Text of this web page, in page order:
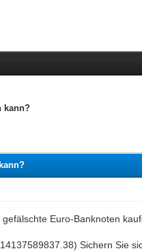
kann?
Euro-Banknoten
Sichern Sie